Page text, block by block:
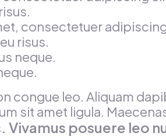
consectetuer
risus.
neque.
congue leo. Aliquam
sit amet ligula.
posuere leo